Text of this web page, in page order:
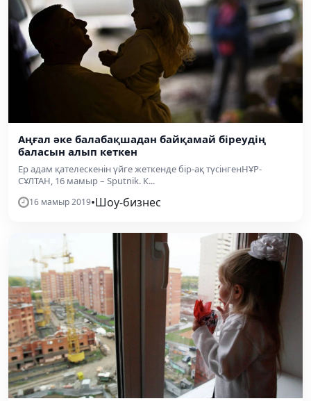
Аңғал әке балабақшадан байқамай біреудің
баласын алып кеткен
Ер адам қателескенін үйге жеткенде бір-ақ түсінгенНҰР-
СҰЛТАН, 16 мамыр – Sputnik. К...
16 мамыр 2019•Шоу-бизнес